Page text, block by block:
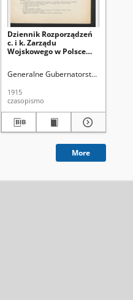
1918 ; terytorium pod okupacją
Dziennik Rozporządzeń
c. i k. Zarządu
Wojskowego w Polsce
Generalne Gubernatorstwo (1915-
1915
czasopismo
More